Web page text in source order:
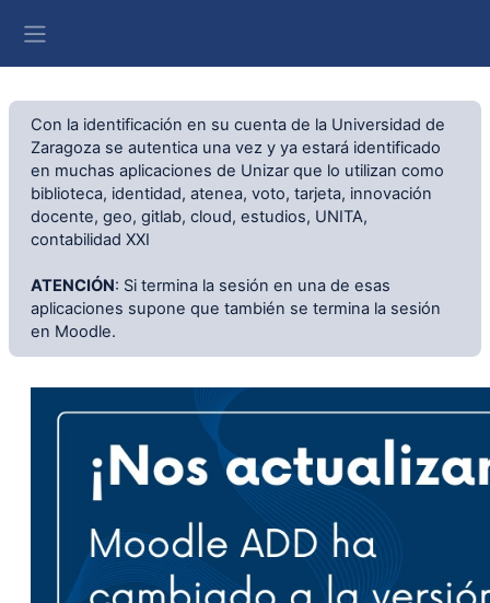
Con la identificación en su cuenta de la Universidad de
Zaragoza se autentica una vez y ya estará identificado
en muchas aplicaciones de Unizar que lo utilizan como
biblioteca, identidad, atenea, voto, tarjeta, innovación
docente, geo, gitlab, cloud, estudios, UNITA,
contabilidad XXI
ATENCIÓN: Si termina la sesión en una de esas
aplicaciones supone que también se termina la sesión
en Moodle.